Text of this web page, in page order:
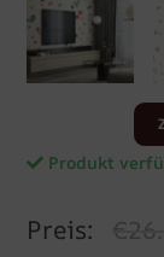
Produkt
Preis: